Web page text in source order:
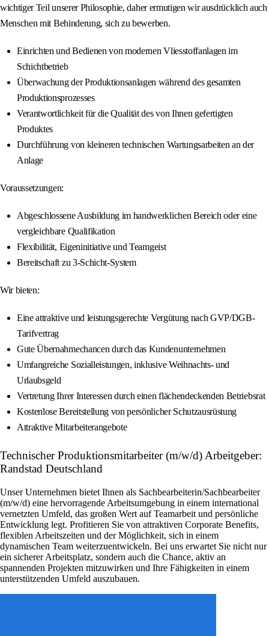
wichtiger Teil unserer Philosophie, daher ermutigen wir ausdrücklich auch
Menschen mit Behinderung, sich zu bewerben.
Einrichten und Bedienen von modernen Vliesstoffanlagen im
Schichtbetrieb
Überwachung der Produktionsanlagen während des gesamten
Produktionsprozesses
Verantwortlichkeit für die Qualität des von Ihnen gefertigten
Produktes
Durchführung von kleineren technischen Wartungsarbeiten an der
Anlage
Voraussetzungen:
Abgeschlossene Ausbildung im handwerklichen Bereich oder eine
vergleichbare Qualifikation
Flexibilität, Eigeninitiative und Teamgeist
Bereitschaft zu 3-Schicht-System
Wir bieten:
Eine attraktive und leistungsgerechte Vergütung nach GVP/DGB-
Tarifvertrag
Gute Übernahmechancen durch das Kundenunternehmen
Umfangreiche Sozialleistungen, inklusive Weihnachts- und
Urlaubsgeld
Vertretung Ihrer Interessen durch einen flächendeckenden Betriebsrat
Kostenlose Bereitstellung von persönlicher Schutzausrüstung
Attraktive Mitarbeiterangebote
Technischer Produktionsmitarbeiter (m/w/d) Arbeitgeber:
Randstad Deutschland
Unser Unternehmen bietet Ihnen als Sachbearbeiterin/Sachbearbeiter
(m/w/d) eine hervorragende Arbeitsumgebung in einem international
vernetzten Umfeld, das großen Wert auf Teamarbeit und persönliche
Entwicklung legt. Profitieren Sie von attraktiven Corporate Benefits,
flexiblen Arbeitszeiten und der Möglichkeit, sich in einem
dynamischen Team weiterzuentwickeln. Bei uns erwartet Sie nicht nur
ein sicherer Arbeitsplatz, sondern auch die Chance, aktiv an
spannenden Projekten mitzuwirken und Ihre Fähigkeiten in einem
unterstützenden Umfeld auszubauen.